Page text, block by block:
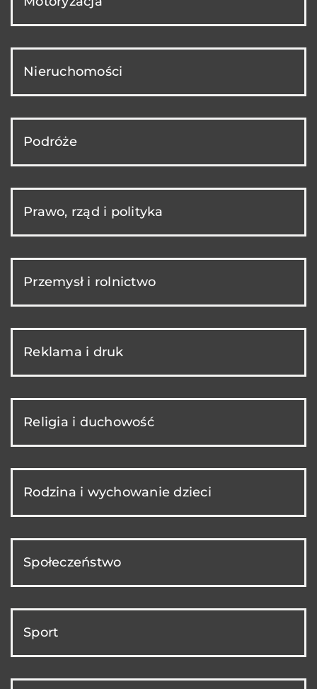
Nieruchomości
Podróże
Prawo, rząd i polityka
Przemysł i rolnictwo
Reklama i druk
Religia i duchowość
Rodzina i wychowanie dzieci
Społeczeństwo
Sport